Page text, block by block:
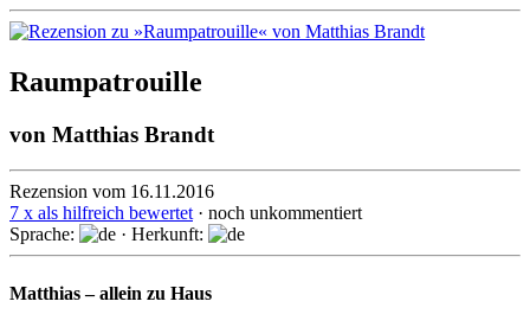
Raumpatrouille
von Matthias Brandt
Rezension vom 16.11.2016
7 x als hilfreich bewertet · noch unkommentiert
Sprache:
· Herkunft:
Matthias – allein zu Haus